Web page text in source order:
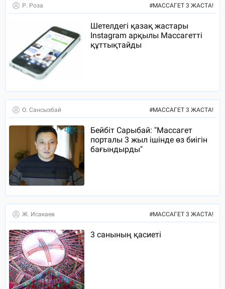
Р. Роза #МАССАГЕТ 3 ЖАСТА!
Шетелдегі қазақ жастары
Instagram арқылы Массагетті
құттықтайды
О. Сансызбай #МАССАГЕТ 3 ЖАСТА!
Бейбіт Сарыбай: "Массагет
порталы 3 жыл ішінде өз биігін
бағындырды"
Ж. Исакаев #МАССАГЕТ 3 ЖАСТА!
3 санының қасиеті